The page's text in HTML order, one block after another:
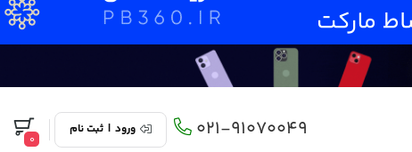
021-91070049 ورود | ثبت نام
0